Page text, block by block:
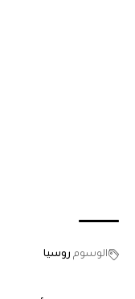
الوسوم روسيا